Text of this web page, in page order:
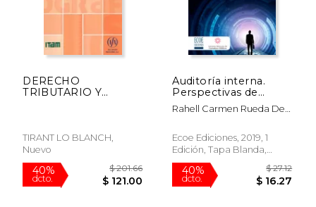
40%
dcto.
40%
dcto.
DERECHO
TRIBUTARIO Y
MUNDO
TIRANT LO BLANCH,
Nuevo
Auditoría interna.
Perspectivas de
vanguardia - 1ra
edición
Rahell Carmen Rueda De
Villavicencio
Ecoe Ediciones, 2019, 1
Edición, Tapa Blanda,
Nuevo